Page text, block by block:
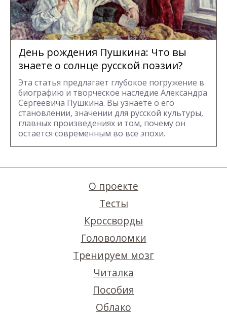
День рождения Пушкина: Что вы
знаете о солнце русской поэзии?
Эта статья предлагает глубокое погружение в
биографию и творческое наследие Александра
Сергеевича Пушкина. Вы узнаете о его
становлении, значении для русской культуры,
главных произведениях и том, почему он
остается современным во все эпохи.
О проекте
Тесты
Кроссворды
Головоломки
Тренируем мозг
Читалка
Пособия
Облако